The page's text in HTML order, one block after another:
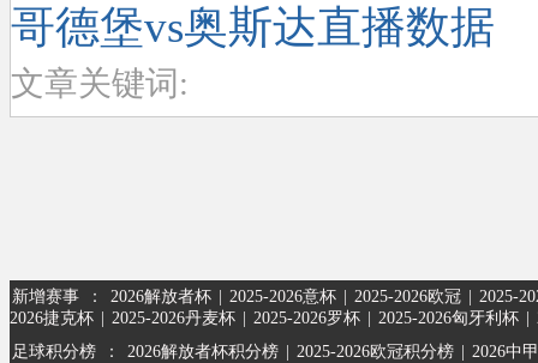
哥德堡vs奥斯达直播数据
文章关键词:
新增赛事 ： 2026解放者杯 2025-2026意杯 2025-2026欧冠
2025-
2026捷克杯
2025-2026丹麦杯 2025-2026罗杯 2025-2026匈牙利杯
足球积分榜
： 2026解放者杯积分榜 2025-2026欧冠积分榜 2026中